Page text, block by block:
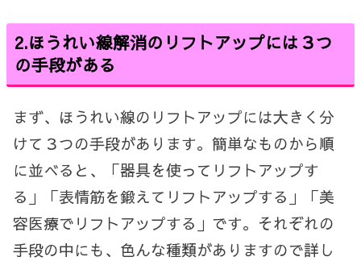
2.ほうれい線解消のリフトアップには３つ
の手段がある
まず、ほうれい線のリフトアップには大きく分
けて３つの手段があります。簡単なものから順
に並べると、「器具を使ってリフトアップす
る」「表情筋を鍛えてリフトアップする」「美
容医療でリフトアップする」です。それぞれの
手段の中にも、色んな種類がありますので詳し